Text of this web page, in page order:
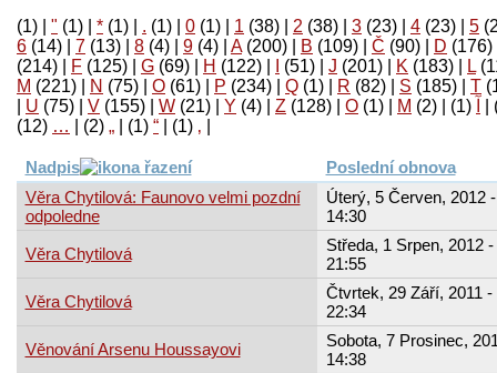
(1) " (1) * (1) . (1) 0 (1) 1 (38) 2 (38) 3 (23) 4 (23) 5
6 (14) 7 (13) 8 (4) 9 (4) A(200) B (109) Č (90) D (176)
(214)
F (125) G (69) H (122) (51) J (201) K (183) L
M (221) N (75) O (61) P (234) Q (1) R (82) S (185) T
U (75) V (155) W (21) Y (4) Z (128) Ο (1) М (2)
(1)
‚
(1)
“
(1)
„
(2)
…
(12)
Nadpis
Poslední obnova
Věra Chytilová: Faunovo velmi pozdní
odpoledne
Úterý, 5 Červen, 2012 -
14:30
Věra Chytilová
Středa, 1 Srpen, 2012 -
21:55
Věra Chytilová
Čtvrtek, 29 Září, 2011 -
22:34
Věnování Arsenu Houssayovi
Sobota, 7 Prosinec,
14:38